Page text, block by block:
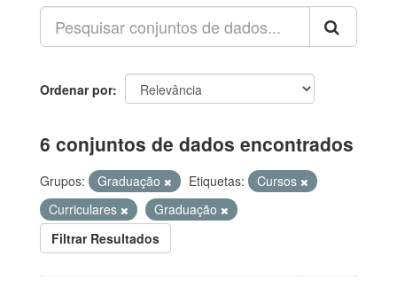
Ordenar por
6 conjuntos de dados encontrados
Grupos: Graduação Etiquetas:
Cursos
Curriculares
Graduação
Filtrar Resultados